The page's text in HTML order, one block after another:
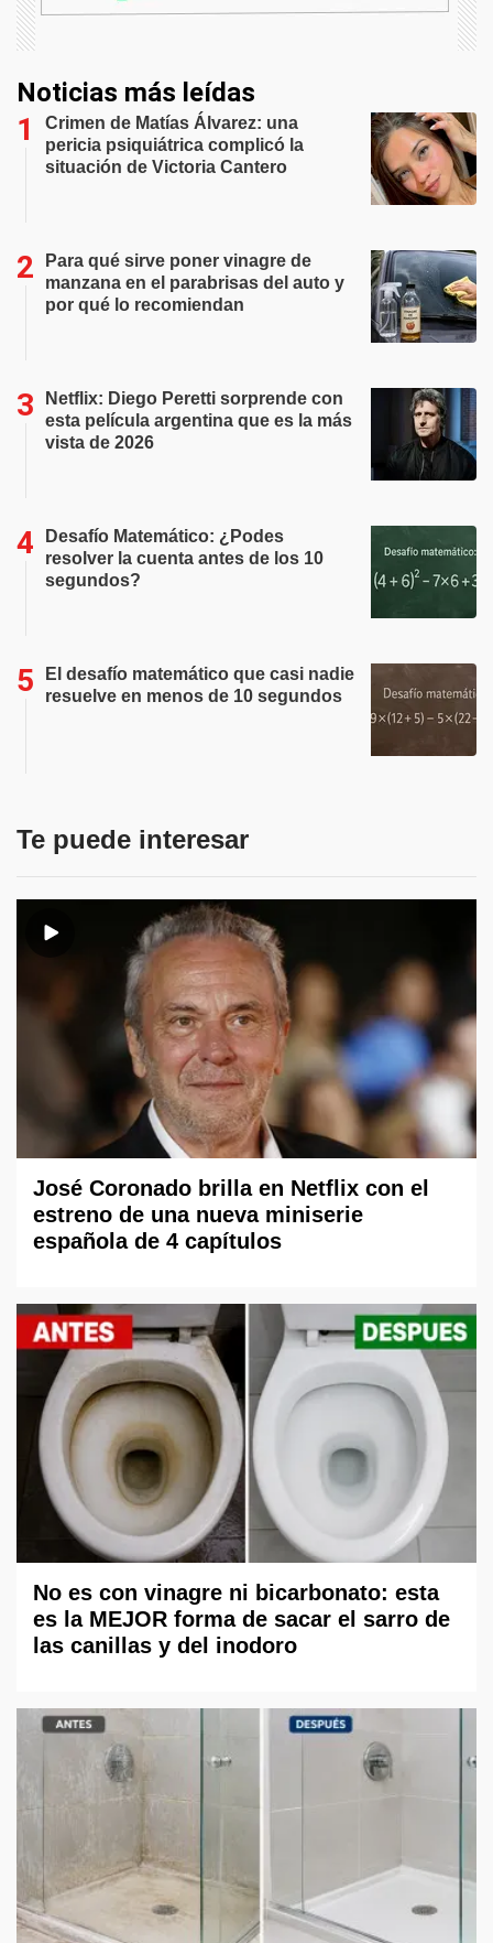
Noticias más leídas
Crimen de Matías Álvarez: una
pericia psiquiátrica complicó la
situación de Victoria Cantero
Para qué sirve poner vinagre de
manzana en el parabrisas del auto y
por qué lo recomiendan
Netflix: Diego Peretti sorprende con
esta película argentina que es la más
vista de 2026
Desafío Matemático: ¿Podes
resolver la cuenta antes de los 10
segundos?
El desafío matemático que casi nadie
resuelve en menos de 10 segundos
Te puede interesar
José Coronado brilla en Netflix con el
estreno de una nueva miniserie
española de 4 capítulos
No es con vinagre ni bicarbonato: esta
es la MEJOR forma de sacar el sarro de
las canillas y del inodoro